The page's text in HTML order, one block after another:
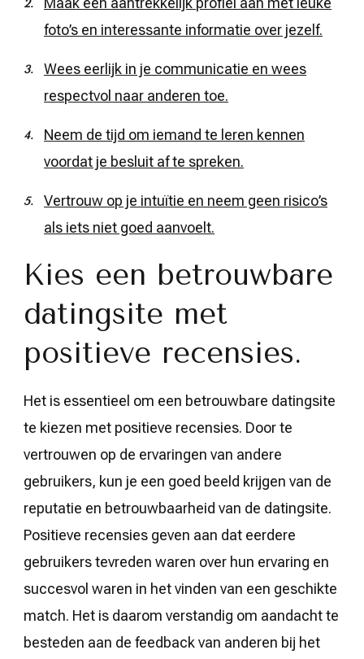
foto’s en interessante informatie over jezelf.
Wees eerlijk in je communicatie en wees
respectvol naar anderen toe.
Neem de tijd om iemand te leren kennen
voordat je besluit af te spreken.
Vertrouw op je intuïtie en neem geen risico’s
als iets niet goed aanvoelt.
Kies een betrouwbare
datingsite met
positieve recensies.
Het is essentieel om een betrouwbare datingsite
te kiezen met positieve recensies. Door te
vertrouwen op de ervaringen van andere
gebruikers, kun je een goed beeld krijgen van de
reputatie en betrouwbaarheid van de datingsite.
Positieve recensies geven aan dat eerdere
gebruikers tevreden waren over hun ervaring en
succesvol waren in het vinden van een geschikte
match. Het is daarom verstandig om aandacht te
besteden aan de feedback van anderen bij het